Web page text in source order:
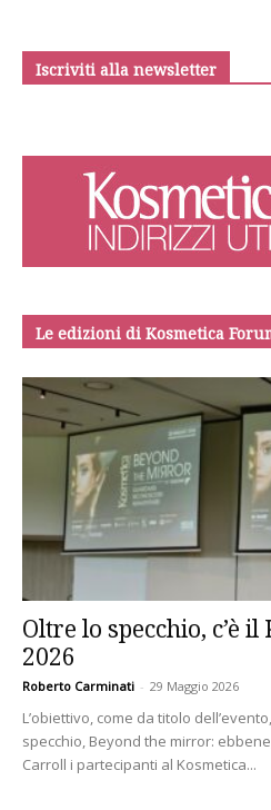
Iscriviti alla newsletter
Le edizioni di Kosmetica
Oltre lo specchio, c’è
2026
Roberto Carminati - 29 Maggio 2026
L’obiettivo, come da titolo
specchio, Beyond the mirror:
Carroll i partecipanti al Kosmetica...